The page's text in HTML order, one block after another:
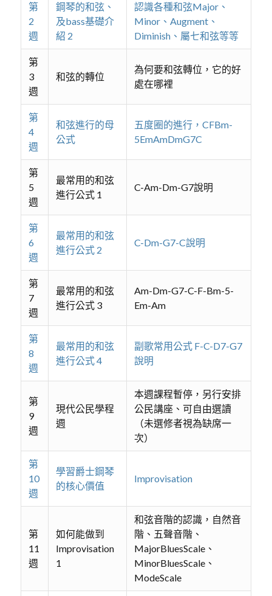
第
2
週
鋼琴的和弦、
及bass基礎介
紹 2
認識各種和弦Major、
Minor、Augment、
Diminish、屬七和弦等等
第
3
週
和弦的轉位
為何要和弦轉位，它的好
處在哪裡
第
4
週
和弦進行的母
公式
五度圈的進行，CFBm-
5EmAmDmG7C
第
5
週
最常用的和弦
進行公式 1
C-Am-Dm-G7說明
第
6
週
最常用的和弦
進行公式 2
C-Dm-G7-C說明
第
7
週
最常用的和弦
進行公式 3
Am-Dm-G7-C-F-Bm-5-
Em-Am
第
8
週
最常用的和弦
進行公式 4
副歌常用公式 F-C-D7-G7
說明
第
9
週
現代公民學程
週
本週課程暫停，另行安排
公民講座、可自由選讀
（未選修者視為缺席一
次）
第
10
週
學習爵士鋼琴
的核心價值
Improvisation
第
11
週
如何能做到
Improvisation
1
和弦音階的認識，自然音
階、五聲音階、
MajorBluesScale、
MinorBluesScale、
ModeScale